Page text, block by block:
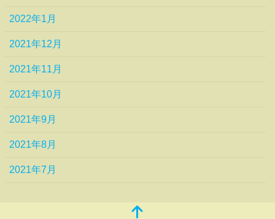
2022年1月
2021年12月
2021年11月
2021年10月
2021年9月
2021年8月
2021年7月